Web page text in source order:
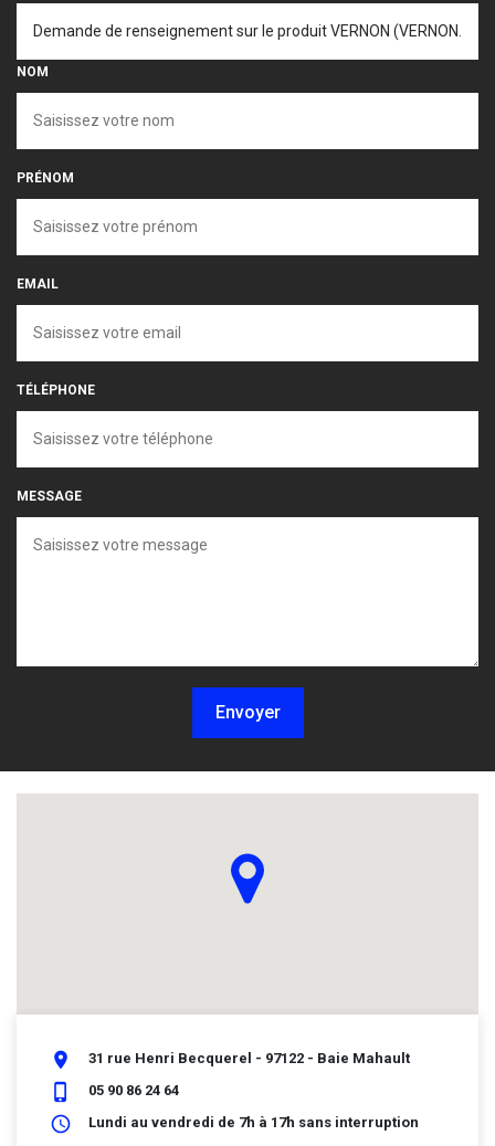
NOM
PRÉNOM
EMAIL
TÉLÉPHONE
MESSAGE
Envoyer
place 31 rue Henri Becquerel - 97122 - Baie Mahault
phone_iphone 05 90 86 24 64
schedule Lundi au vendredi de 7h à 17h sans interruption